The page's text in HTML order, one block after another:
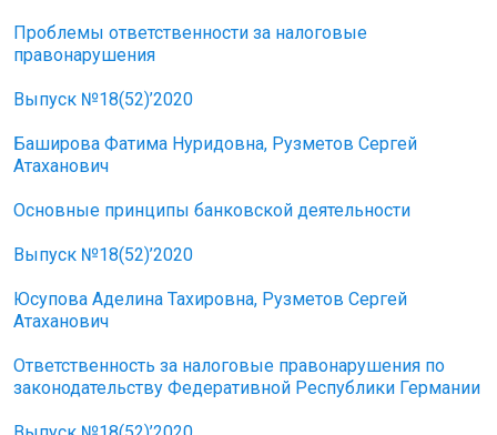
Проблемы ответственности за налоговые
правонарушения
Выпуск №18(52)’2020
Баширова Фатима Нуридовна, Рузметов Сергей
Атаханович
Основные принципы банковской деятельности
Выпуск №18(52)’2020
Юсупова Аделина Тахировна, Рузметов Сергей
Атаханович
Ответственность за налоговые правонарушения по
законодательству Федеративной Республики Германии